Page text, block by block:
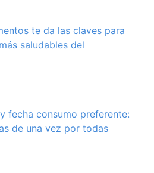
te da las claves para
saludables del
fecha consumo preferente:
de una vez por todas